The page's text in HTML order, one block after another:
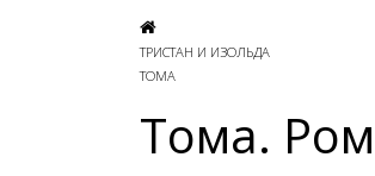
ТРИСТАН И ИЗОЛЬДА
ТОМА
Тома.